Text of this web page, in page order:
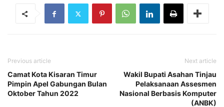
Previous article
Camat Kota Kisaran Timur
Pimpin Apel Gabungan Bulan
Oktober Tahun 2022
Next article
Wakil Bupati Asahan Tinjau
Pelaksanaan Assesmen
Nasional Berbasis Komputer
(ANBK)